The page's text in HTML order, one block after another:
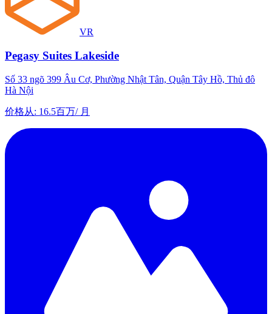
VR
Pegasy Suites Lakeside
Số 33 ngõ 399 Âu Cơ, Phường Nhật Tân, Quận Tây Hồ, Thủ đô
Hà Nội
价格从: 16.5百万/月